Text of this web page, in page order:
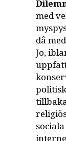
med
då
Jo,